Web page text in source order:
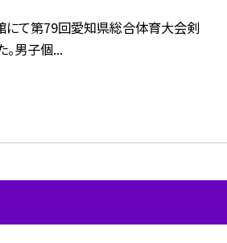
にて第79回愛知県総合体育大会剣
男子個...